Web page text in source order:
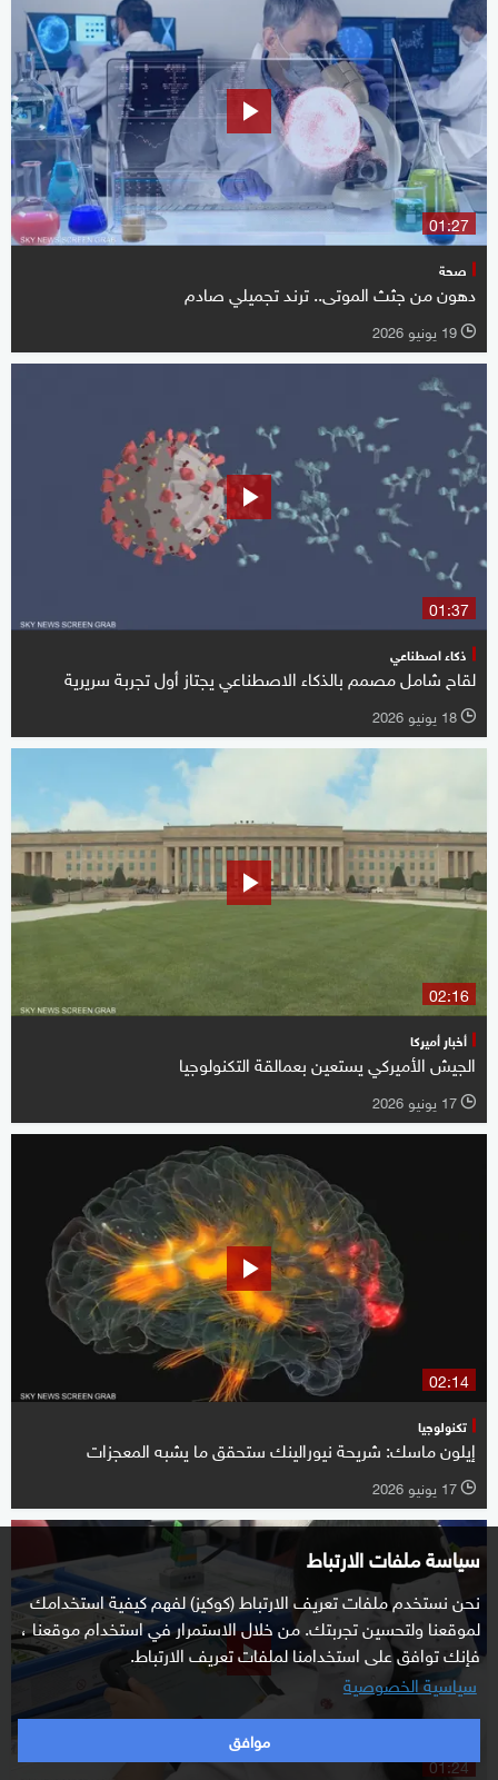
سياسة ملفات الارتباط
نحن نستخدم ملفات تعريف الارتباط (كوكيز) لفهم كيفية استخدامك
لموقعنا ولتحسين تجربتك. من خلال الاستمرار في استخدام موقعنا ،
فإنك توافق على استخدامنا لملفات تعريف الارتباط.
سياسية الخصوصية
موافق
01:27
صحة
دهون من جثث الموتى.. ترند تجميلي صادم
l 19 يونيو 2026
01:37
ذكاء اصطناعي
لقاح شامل مصمم بالذكاء الاصطناعي يجتاز أول تجربة سريرية
l 18 يونيو 2026
02:16
أخبار أميركا
الجيش الأميركي يستعين بعمالقة التكنولوجيا
l 17 يونيو 2026
02:14
تكنولوجيا
إيلون ماسك: شريحة نيورالينك ستحقق ما يشبه المعجزات
l 17 يونيو 2026
01:24